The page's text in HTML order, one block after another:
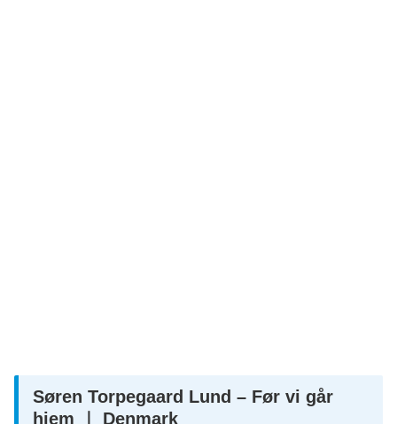
Søren Torpegaard Lund – Før vi går
hjem ｜ Denmark